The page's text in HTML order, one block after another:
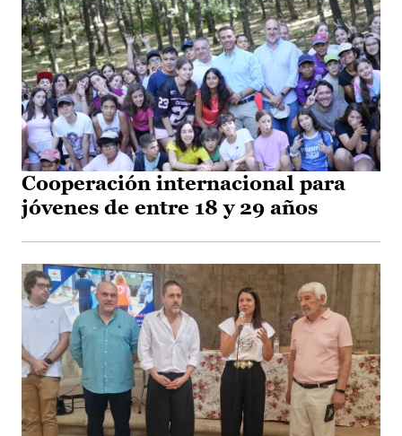
Cooperación internacional para
jóvenes de entre 18 y 29 años